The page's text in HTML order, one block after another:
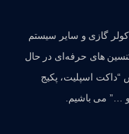
گازی و سایر سیستم
های حرفه‌ای در حال
“داکت اسپلیت، پکیج
…” می باشیم.